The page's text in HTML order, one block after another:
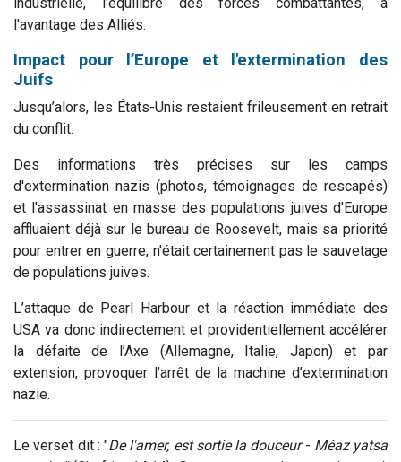
l'avantage des Alliés.
Impact pour l’Europe et l'extermination des
Juifs
Jusqu’alors, les États-Unis restaient frileusement en retrait
du conflit.
Des informations très précises sur les camps
d'extermination nazis (photos, témoignages de rescapés)
et l'assassinat en masse des populations juives d'Europe
affluaient déjà sur le bureau de Roosevelt, mais sa priorité
pour entrer en guerre, n'était certainement pas le sauvetage
de populations juives.
L’attaque de Pearl Harbour et la réaction immédiate des
USA va donc indirectement et providentiellement accélérer
la défaite de l’Axe (Allemagne, Italie, Japon) et par
extension, provoquer l’arrêt de la machine d’extermination
nazie.
Le verset dit : "De l'amer, est sortie la douceur- Méaz yatsa